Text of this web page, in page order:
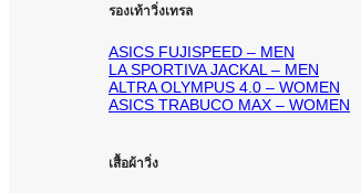
รองเท้าวิ่งเทรล
ASICS FUJISPEED – MEN
LA SPORTIVA JACKAL – MEN
ALTRA OLYMPUS 4.0 – WOMEN
ASICS TRABUCO MAX – WOMEN
เสื้อผ้าวิ่ง